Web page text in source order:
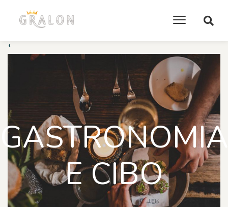
*
GASTRONOMIA
E CIBO